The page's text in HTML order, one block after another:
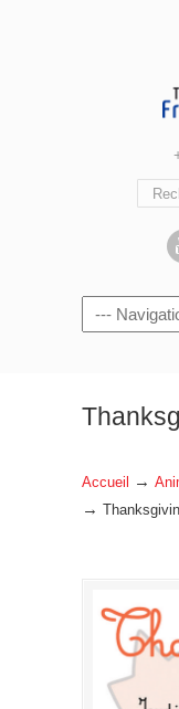
Navigation
Accueil →
→